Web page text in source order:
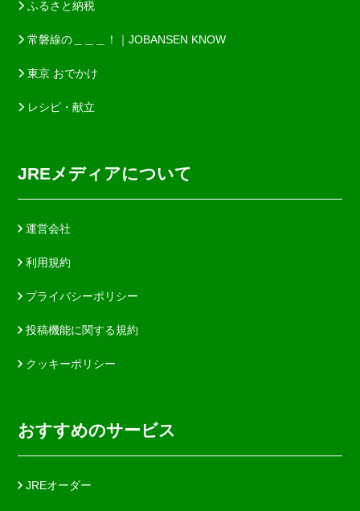
ふるさと納税
常磐線の＿＿＿！｜JOBANSEN KNOW
東京 おでかけ
レシピ・献立
JREメディアについて
運営会社
利用規約
プライバシーポリシー
投稿機能に関する規約
クッキーポリシー
おすすめのサービス
JREオーダー